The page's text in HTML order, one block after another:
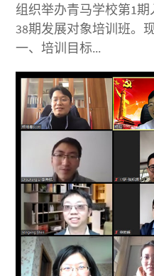
组织举办青马学校第1
38期发展对象培训班。
一、培训目标...